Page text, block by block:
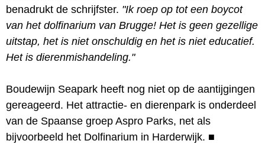
benadrukt de schrijfster. "Ik roep op tot een boycot
van het dolfinarium van Brugge! Het is geen gezellige
uitstap, het is niet onschuldig en het is niet educatief.
Het is dierenmishandeling."
Boudewijn Seapark heeft nog niet op de aantijgingen
gereageerd. Het attractie- en dierenpark is onderdeel
van de Spaanse groep Aspro Parks, net als
bijvoorbeeld het Dolfinarium in Harderwijk. ■